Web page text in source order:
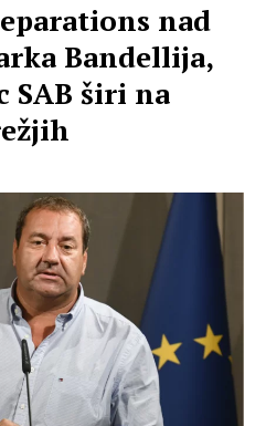
nad
Bandellija,
SAB širi na